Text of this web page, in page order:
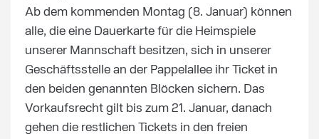
Ab dem kommenden Montag (8. Januar) können
alle, die eine Dauerkarte für die Heimspiele
unserer Mannschaft besitzen, sich in unserer
Geschäftsstelle an der Pappelallee ihr Ticket in
den beiden genannten Blöcken sichern. Das
Vorkaufsrecht gilt bis zum 21. Januar, danach
gehen die restlichen Tickets in den freien